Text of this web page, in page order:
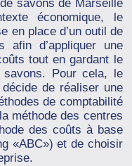
savons de Marseille
économique, le
en place d’un outil de
afin d’appliquer une
tout en gardant le
Pour cela, le
de réaliser une
de comptabilité
méthode des centres
des coûts à base
«ABC») et de choisir